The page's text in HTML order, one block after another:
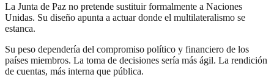
La Junta de Paz no pretende sustituir formalmente a Naciones
Unidas. Su diseño apunta a actuar donde el multilateralismo se
estanca.
Su peso dependería del compromiso político y financiero de los
países miembros. La toma de decisiones sería más ágil. La rendición
de cuentas, más interna que pública.